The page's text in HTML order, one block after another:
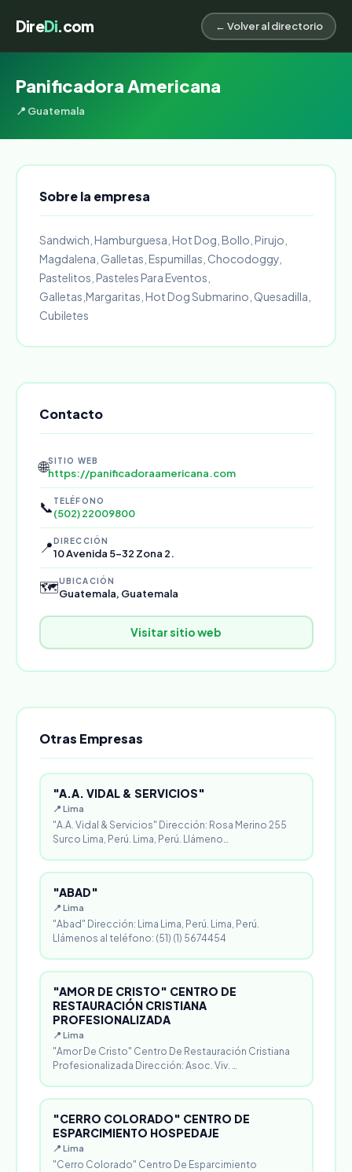
DireDi.com ← Volver al directorio
Panificadora Americana
📍 Guatemala
Sobre la empresa
Sandwich, Hamburguesa, Hot Dog, Bollo, Pirujo,
Magdalena, Galletas, Espumillas, Chocodoggy,
Pastelitos, Pasteles Para Eventos,
Galletas,Margaritas, Hot Dog Submarino, Quesadilla,
Cubiletes
Contacto
🌐SITIO WEB
https://panificadoraamericana.com
📞 TELÉFONO
(502) 22009800
📍DIRECCIÓN
10 Avenida 5-32 Zona 2.
🗺️UBICACIÓN
Guatemala, Guatemala
Visitar sitio web
Otras Empresas
"A.A. VIDAL & SERVICIOS"
📍 Lima
"A.A. Vidal & Servicios" Dirección: Rosa Merino 255
Surco Lima, Perú. Lima, Perú. Llámeno…
"ABAD"
📍 Lima
"Abad" Dirección: Lima Lima, Perú. Lima, Perú.
Llámenos al teléfono: (51) (1) 5674454
"AMOR DE CRISTO" CENTRO DE
RESTAURACIÓN CRISTIANA
PROFESIONALIZADA
📍 Lima
"Amor De Cristo" Centro De Restauración Cristiana
Profesionalizada Dirección: Asoc. Viv. …
"CERRO COLORADO" CENTRO DE
ESPARCIMIENTO HOSPEDAJE
📍 Lima
"Cerro Colorado" Centro De Esparcimiento